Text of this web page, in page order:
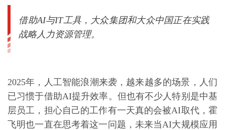
借助AI与IT工具，大众集团和大众中国正在实践
战略人力资源管理。
2025年，人工智能浪潮来袭，越来越多的场景，人们
已习惯于借助AI提升效率。但也有不少人特别是中基
层员工，担心自己的工作有一天真的会被AI取代，霍
飞明也一直在思考着这一问题，未来当AI大规模应用